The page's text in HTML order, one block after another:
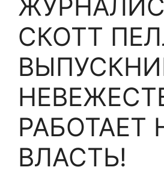
СКОТТ
РАБОТАЕТ
ВЛАСТЬ!